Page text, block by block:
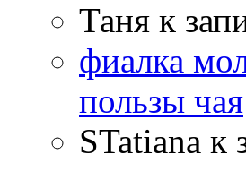
Таня к
фиалка
пользы чая
STatiana к